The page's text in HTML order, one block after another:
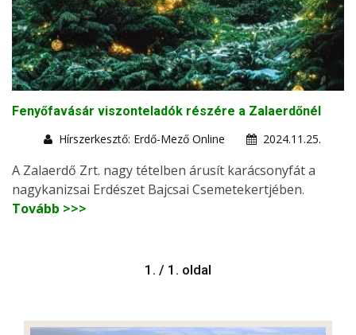
Fenyőfavásár viszonteladók részére a Zalaerdőnél
Hírszerkesztő: Erdő-Mező Online
2024.11.25.
A Zalaerdő Zrt. nagy tételben árusít karácsonyfát a
nagykanizsai Erdészet Bajcsai Csemetekertjében.
Tovább >>>
1. / 1. oldal